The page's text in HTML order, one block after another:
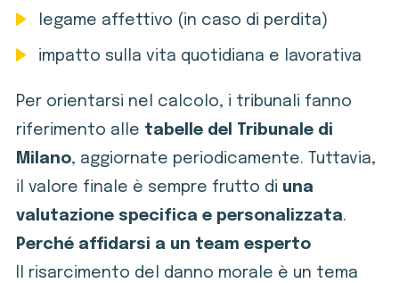
legame affettivo (in caso di perdita)
impatto sulla vita quotidiana e lavorativa
Per orientarsi nel calcolo, i tribunali fanno
riferimento alle tabelle del Tribunale di
Milano, aggiornate periodicamente. Tuttavia,
il valore finale è sempre frutto di una
valutazione specifica e personalizzata.
Perché affidarsi a un team esperto
Il risarcimento del danno morale è un tema